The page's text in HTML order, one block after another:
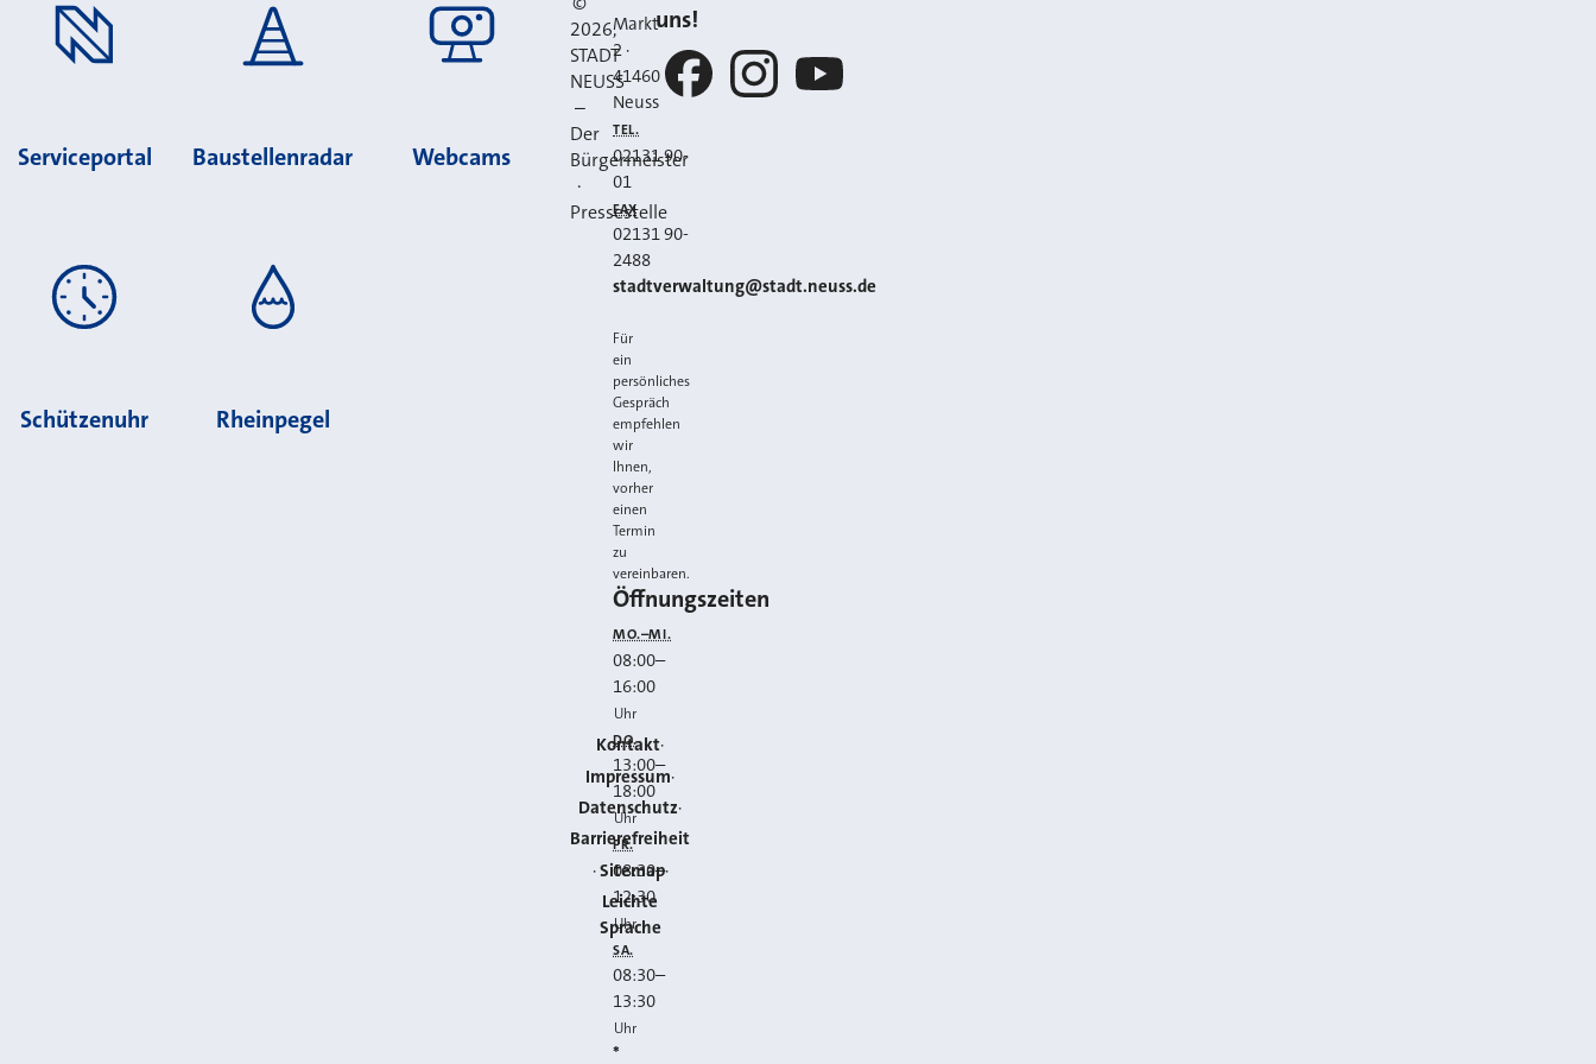
Serviceportal Baustellenradar Webcams
Schützenuhr Rheinpegel
2026,
STADT
NEUSS
–
Der
Bürgermeister
·
Pressestelle
Kontakt
Impressum
Datenschutz
Barrierefreiheit
Sitemap
Leichte
Sprache
Markt
2 ·
41460
Neuss
TEL.
02131 90-
01
FAX
02131 90-
2488
E-MAIL
stadtverwaltung@stadt.neuss.de
Für
ein
persönliches
Gespräch
empfehlen
wir
Ihnen,
vorher
einen
Termin
zu
vereinbaren.
Öffnungszeiten
MO.–MI.
08:00–
16:00
Uhr
DO.
13:00–
18:00
Uhr
FR.
08:30–
12:30
Uhr
SA.
08:30–
13:30
Uhr
*
uns!